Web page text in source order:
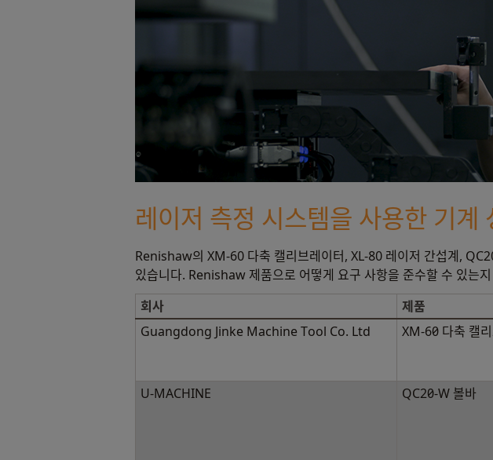
레이저 측정 시스템을 사용한 기계
Renishaw의 XM-60 다축 캘리브레이터, XL-80 레이저 간섭계,
있습니다. Renishaw 제품으로 어떻게 요구 사항을 준수할 수 있는
회사
제품
Guangdong Jinke Machine Tool Co. Ltd
XM-60 다축 캘
U-MACHINE
QC20-W 볼바